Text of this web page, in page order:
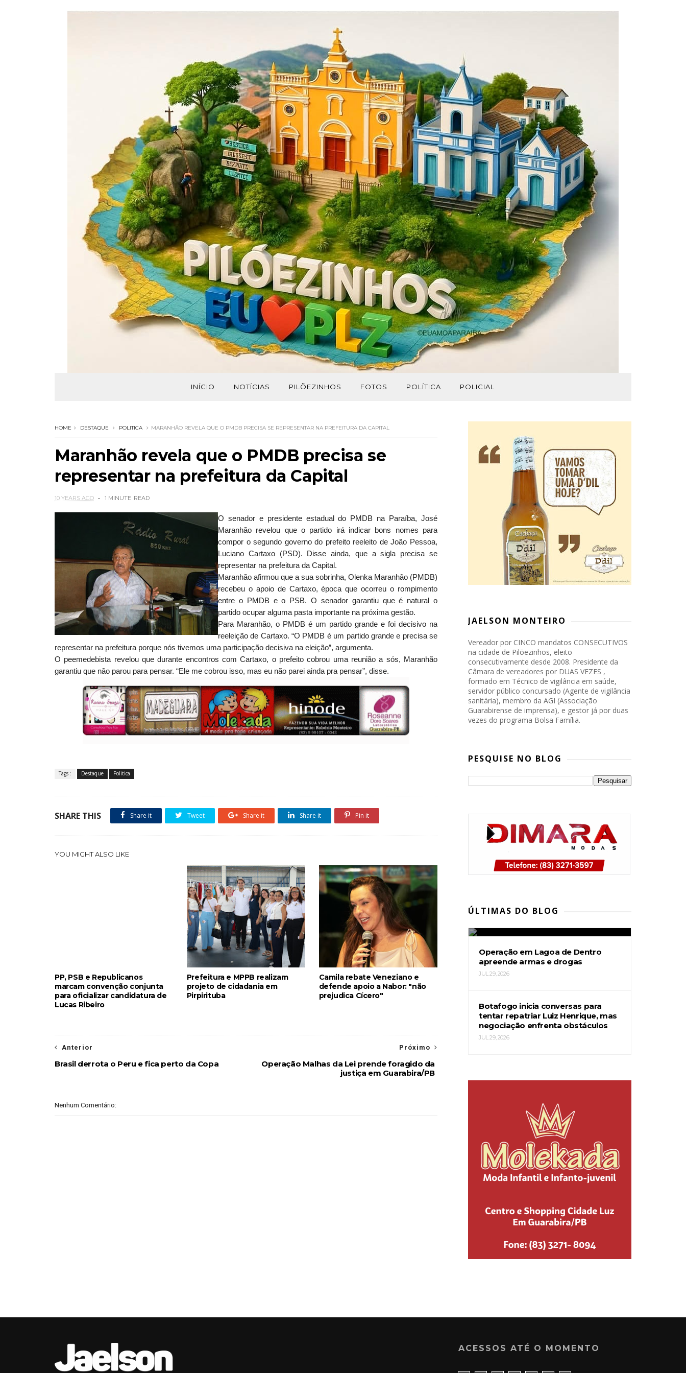
INÍCIO NOTÍCIAS PILÕEZINHOS FOTOS POLÍTICA POLICIAL
HOME DESTAQUE POLITICA MARANHÃO REVELA QUE O PMDB PRECISA SE REPRESENTAR NA PREFEITURA DA CAPITAL
Maranhão revela que o PMDB precisa se
representar na prefeitura da Capital
10 YEARS AGO 1 MINUTE READ
O senador e presidente estadual do PMDB na Paraíba, José
Maranhão revelou que o partido irá indicar bons nomes para
compor o segundo governo do prefeito reeleito de João Pessoa,
Luciano Cartaxo (PSD). Disse ainda, que a sigla precisa se
representar na prefeitura da Capital.
Maranhão afirmou que a sua sobrinha, Olenka Maranhão (PMDB)
recebeu o apoio de Cartaxo, época que ocorreu o rompimento
entre o PMDB e o PSB. O senador garantiu que é natural o
partido ocupar alguma pasta importante na próxima gestão.
Para Maranhão, o PMDB é um partido grande e foi decisivo na
reeleição de Cartaxo. “O PMDB é um partido grande e precisa se
representar na prefeitura porque nós tivemos uma participação decisiva na eleição”, argumenta.
O peemedebista revelou que durante encontros com Cartaxo, o prefeito cobrou uma reunião a sós, Maranhão
garantiu que não parou para pensar. “Ele me cobrou isso, mas eu não parei ainda pra pensar”, disse.
Tags : Destaque Politica
SHARE THIS Share it Tweet Share it Share it Pin it
YOU MIGHT ALSO LIKE
PP, PSB e Republicanos
marcam convenção conjunta
para oficializar candidatura de
Lucas Ribeiro
Prefeitura e MPPB realizam
projeto de cidadania em
Pirpirituba
Camila rebate Veneziano e
defende apoio a Nabor: "não
prejudica Cícero"
Próximo
Operação Malhas da Lei prende foragido da
justiça em Guarabira/PB
Anterior
Brasil derrota o Peru e fica perto da Copa
Nenhum Comentário:
JAELSON MONTEIRO
Vereador por CINCO mandatos CONSECUTIVOS
na cidade de Pilõezinhos, eleito
consecutivamente desde 2008. Presidente da
Câmara de vereadores por DUAS VEZES ,
formado em Técnico de vigilância em saúde,
servidor público concursado (Agente de vigilância
sanitária), membro da AGI (Associação
Guarabirense de imprensa), e gestor já por duas
vezes do programa Bolsa Família.
PESQUISE NO BLOG
ÚLTIMAS DO BLOG
candidatura de Lucas Ribeiro
Operação em Lagoa de Dentro
apreende armas e drogas
JUL 29, 2026
Botafogo inicia conversas para
tentar repatriar Luiz Henrique, mas
negociação enfrenta obstáculos
JUL 29, 2026
ACESSOS ATÉ O MOMENTO